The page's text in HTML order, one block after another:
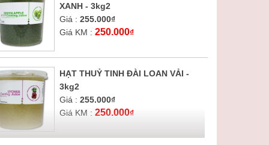
XANH - 3kg2
Giá : 255.000₫
Giá KM : 250.000₫
HẠT THUỶ TINH ĐÀI LOAN VẢI -
3kg2
Giá : 255.000₫
Giá KM : 250.000₫